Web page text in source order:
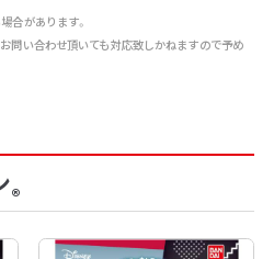
合があります。
問い合わせ頂いても対応致しかねますので予め
®